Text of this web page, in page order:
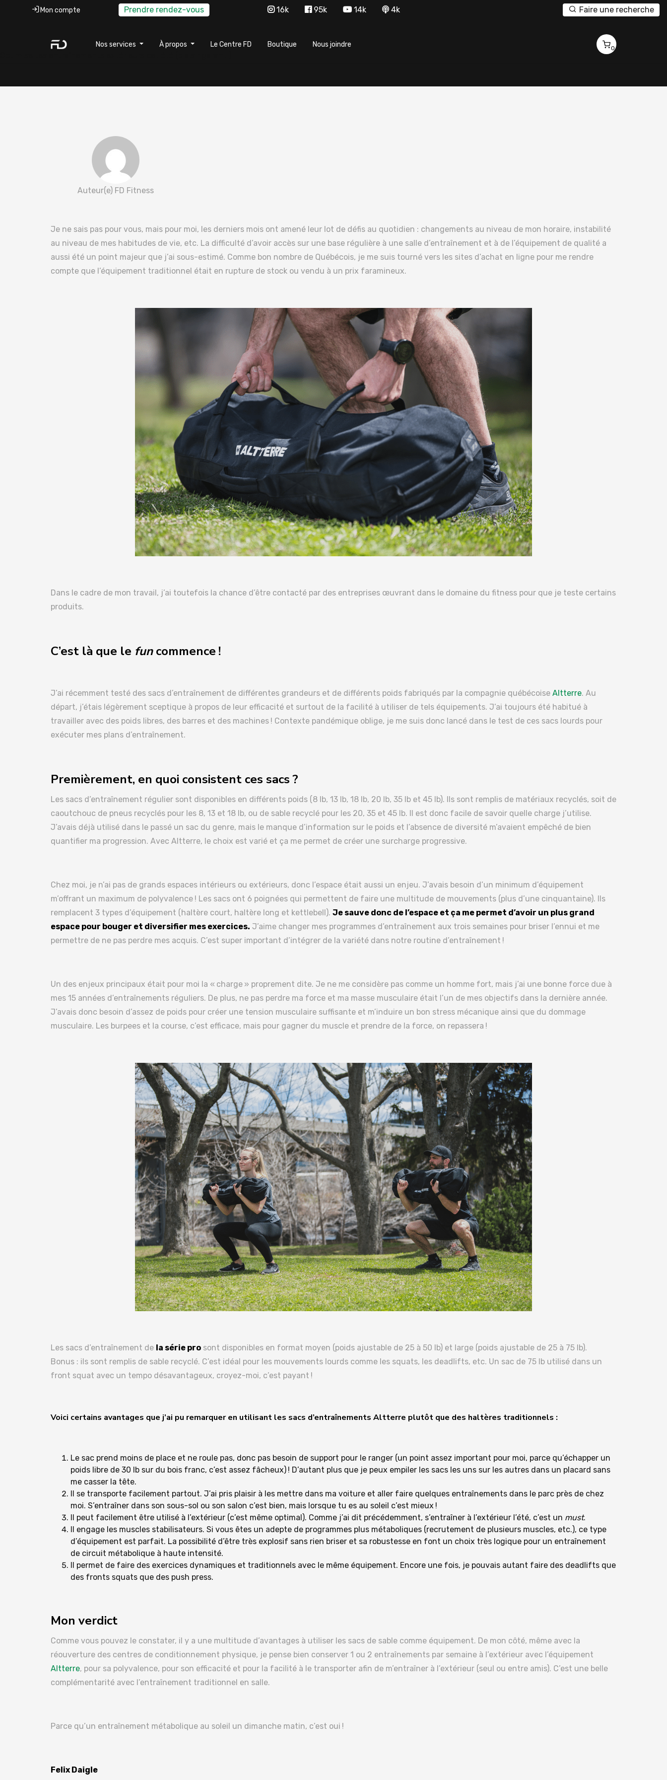
Mon compte Prendre rendez-vous 16k 95k 14k 4k Faire une recherche
Nos services À propos Le Centre FD Boutique Nous joindre 0
Auteur(e) FD Fitness
Je ne sais pas pour vous, mais pour moi, les derniers mois ont amené leur lot de défis au quotidien : changements au niveau de mon horaire, instabilité
au niveau de mes habitudes de vie, etc. La difficulté d’avoir accès sur une base régulière à une salle d’entraînement et à de l’équipement de qualité a
aussi été un point majeur que j’ai sous-estimé. Comme bon nombre de Québécois, je me suis tourné vers les sites d’achat en ligne pour me rendre
compte que l’équipement traditionnel était en rupture de stock ou vendu à un prix faramineux.
Dans le cadre de mon travail, j’ai toutefois la chance d’être contacté par des entreprises œuvrant dans le domaine du fitness pour que je teste certains
produits.
C’est là que le funcommence !
J’ai récemment testé des sacs d’entraînement de différentes grandeurs et de différents poids fabriqués par la compagnie québécoise Altterre. Au
départ, j’étais légèrement sceptique à propos de leur efficacité et surtout de la facilité à utiliser de tels équipements. J’ai toujours été habitué à
travailler avec des poids libres, des barres et des machines ! Contexte pandémique oblige, je me suis donc lancé dans le test de ces sacs lourds pour
exécuter mes plans d’entraînement.
Premièrement, en quoi consistent ces sacs ?
Les sacs d’entraînement régulier sont disponibles en différents poids (8 lb, 13 lb, 18 lb, 20 lb, 35 lb et 45 lb). Ils sont remplis de matériaux recyclés, soit de
caoutchouc de pneus recyclés pour les 8, 13 et 18 lb, ou de sable recyclé pour les 20, 35 et 45 lb. Il est donc facile de savoir quelle charge j’utilise.
J’avais déjà utilisé dans le passé un sac du genre, mais le manque d’information sur le poids et l’absence de diversité m’avaient empêché de bien
quantifier ma progression. Avec Altterre, le choix est varié et ça me permet de créer une surcharge progressive.
Chez moi, je n’ai pas de grands espaces intérieurs ou extérieurs, donc l’espace était aussi un enjeu. J’avais besoin d’un minimum d’équipement
m’offrant un maximum de polyvalence ! Les sacs ont 6 poignées qui permettent de faire une multitude de mouvements (plus d’une cinquantaine). Ils
remplacent 3 types d’équipement (haltère court, haltère long et kettlebell). Je sauve donc de l’espace et ça me permet d’avoir un plus grand
espace pour bouger et diversifier mes exercices. J’aime changer mes programmes d’entraînement aux trois semaines pour briser l’ennui et me
permettre de ne pas perdre mes acquis. C’est super important d’intégrer de la variété dans notre routine d’entraînement !
Un des enjeux principaux était pour moi la « charge » proprement dite. Je ne me considère pas comme un homme fort, mais j’ai une bonne force due à
mes 15 années d’entraînements réguliers. De plus, ne pas perdre ma force et ma masse musculaire était l’un de mes objectifs dans la dernière année.
J’avais donc besoin d’assez de poids pour créer une tension musculaire suffisante et m’induire un bon stress mécanique ainsi que du dommage
musculaire. Les burpees et la course, c’est efficace, mais pour gagner du muscle et prendre de la force, on repassera !
Les sacs d’entraînement de la série pro sont disponibles en format moyen (poids ajustable de 25 à 50 lb) et large (poids ajustable de 25 à 75 lb).
Bonus : ils sont remplis de sable recyclé. C’est idéal pour les mouvements lourds comme les squats, les deadlifts, etc. Un sac de 75 lb utilisé dans un
front squat avec un tempo désavantageux, croyez-moi, c’est payant !
Voici certains avantages que j’ai pu remarquer en utilisant les sacs d’entraînements Altterre plutôt que des haltères traditionnels :
Le sac prend moins de place et ne roule pas, donc pas besoin de support pour le ranger (un point assez important pour moi, parce qu’échapper un
poids libre de 30 lb sur du bois franc, c’est assez fâcheux) ! D’autant plus que je peux empiler les sacs les uns sur les autres dans un placard sans
me casser la tête.
Il se transporte facilement partout. J’ai pris plaisir à les mettre dans ma voiture et aller faire quelques entraînements dans le parc près de chez
moi. S’entraîner dans son sous-sol ou son salon c’est bien, mais lorsque tu es au soleil c’est mieux !
Il peut facilement être utilisé à l’extérieur (c’est même optimal). Comme j’ai dit précédemment, s’entraîner à l’extérieur l’été, c’est un must.
Il engage les muscles stabilisateurs. Si vous êtes un adepte de programmes plus métaboliques (recrutement de plusieurs muscles, etc.), ce type
d’équipement est parfait. La possibilité d’être très explosif sans rien briser et sa robustesse en font un choix très logique pour un entraînement
de circuit métabolique à haute intensité.
Il permet de faire des exercices dynamiques et traditionnels avec le même équipement. Encore une fois, je pouvais autant faire des deadlifts que
des fronts squats que des push press.
Mon verdict
Comme vous pouvez le constater, il y a une multitude d’avantages à utiliser les sacs de sable comme équipement. De mon côté, même avec la
réouverture des centres de conditionnement physique, je pense bien conserver 1 ou 2 entraînements par semaine à l’extérieur avec l’équipement
Altterre, pour sa polyvalence, pour son efficacité et pour la facilité à le transporter afin de m’entraîner à l’extérieur (seul ou entre amis). C’est une belle
complémentarité avec l’entraînement traditionnel en salle.
Parce qu’un entraînement métabolique au soleil un dimanche matin, c’est oui !
Felix Daigle